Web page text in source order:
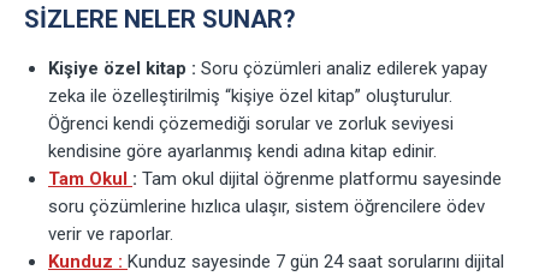
SIZLERE NELER SUNAR?
Kişiye özel kitap : Soru çözümleri analiz edilerek yapay
zeka ile özelleştirilmiş “kişiye özel kitap” oluşturulur.
Öğrenci kendi çözemediği sorular ve zorluk seviyesi
kendisine göre ayarlanmış kendi adına kitap edinir.
Tam Okul : Tam okul dijital öğrenme platformu sayesinde
soru çözümlerine hızlıca ulaşır, sistem öğrencilere ödev
verir ve raporlar.
Kunduz : Kunduz sayesinde 7 gün 24 saat sorularını dijital